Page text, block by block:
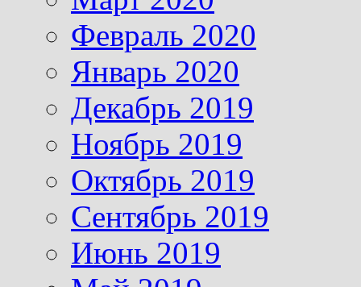
Февраль 2020
Январь 2020
Декабрь 2019
Ноябрь 2019
Октябрь 2019
Сентябрь 2019
Июнь 2019